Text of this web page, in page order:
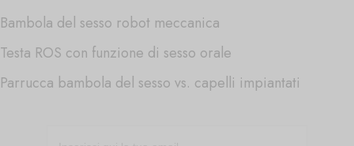
Bambola del sesso robot meccanica
Testa ROS con funzione di sesso orale
Parrucca bambola del sesso vs. capelli impiantati